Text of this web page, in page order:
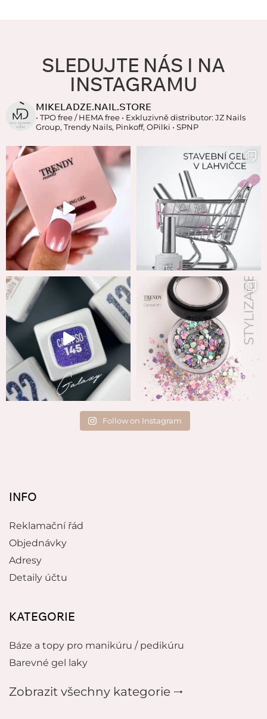
SLEDUJTE NÁS I NA
INSTAGRAMU
MIKELADZE.NAIL.STORE
• TPO free / HEMA free • Exkluzivně distributor: JZ Nails
Group, Trendy Nails, Pinkoff, OPilki • SPNP
Follow on Instagram
INFO
Reklamační řád
Objednávky
Adresy
Detaily účtu
KATEGORIE
Báze a topy pro manikúru / pedikúru
Barevné gel laky
Zobrazit všechny kategorie 🠂